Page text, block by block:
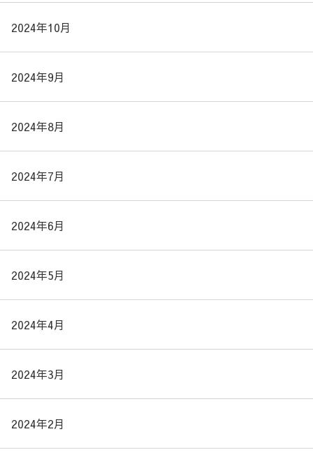
2024年10月
2024年9月
2024年8月
2024年7月
2024年6月
2024年5月
2024年4月
2024年3月
2024年2月